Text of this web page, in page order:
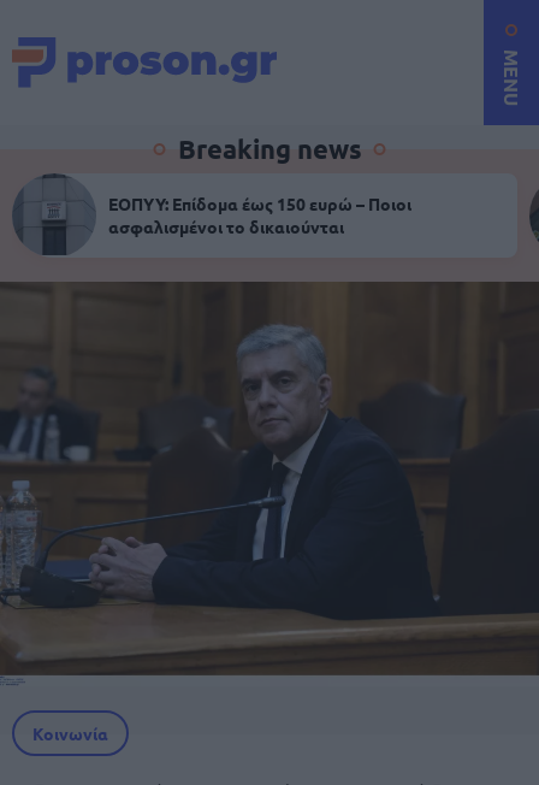
MENU
Breaking news
ΕΟΠΥΥ: Επίδομα έως 150 ευρώ – Ποιοι
ασφαλισμένοι το δικαιούνται
Κοινωνία